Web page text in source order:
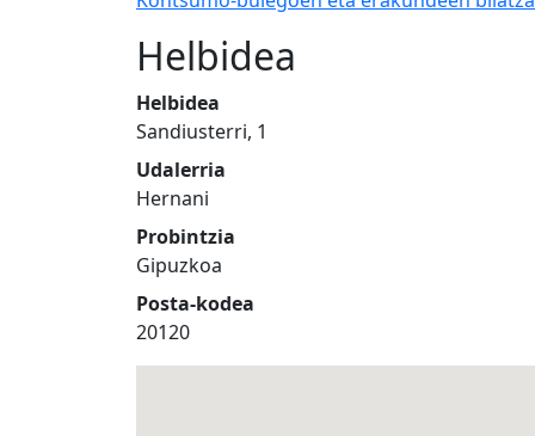
Helbidea
Helbidea
Sandiusterri, 1
Udalerria
Hernani
Probintzia
Gipuzkoa
Posta-kodea
20120